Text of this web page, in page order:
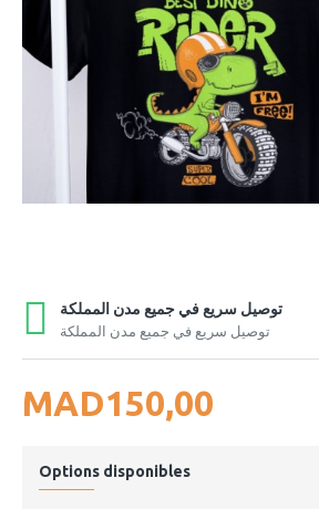
توصيل سريع في جميع مدن المملكة
توصيل سريع في جميع مدن المملكة
MAD150,00
Options disponibles